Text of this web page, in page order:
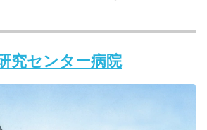
究センター病院